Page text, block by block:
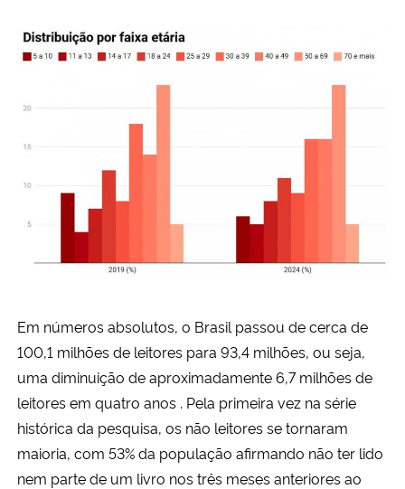
Em números absolutos, o Brasil passou de cerca de
100,1 milhões de leitores para 93,4 milhões, ou seja,
uma diminuição de aproximadamente 6,7 milhões de
leitores em quatro anos . Pela primeira vez na série
histórica da pesquisa, os não leitores se tornaram
maioria, com 53% da população afirmando não ter lido
nem parte de um livro nos três meses anteriores ao